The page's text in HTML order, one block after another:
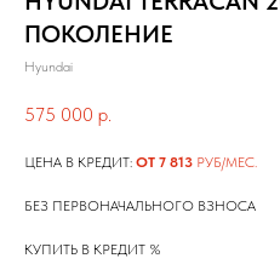
ПОКОЛЕНИЕ
Hyundai
575 000 р.
ЦЕНА В КРЕДИТ: ОТ 7 813 РУБ/МЕС.
БЕЗ ПЕРВОНАЧАЛЬНОГО ВЗНОСА
КУПИТЬ В КРЕДИТ %